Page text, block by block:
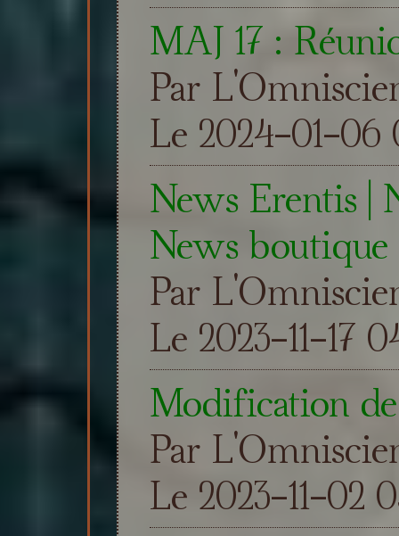
MAJ 17 :
Par
Le 2024-01-06
News Erentis |
News boutique
Par
Le 2023-11-17
Modification
Par
Le 2023-11-02